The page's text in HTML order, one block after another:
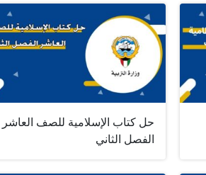
حل كتاب الإسلامية للصف العاشر
الفصل الثاني